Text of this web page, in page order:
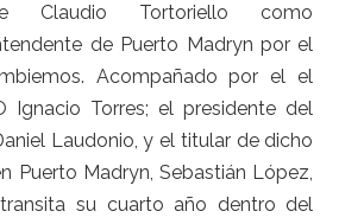
Claudio Tortoriello como
de Puerto Madryn por el
Acompañado por el el
Ignacio Torres; el presidente del
Laudonio, y el titular de dicho
Puerto Madryn, Sebastián López,
su cuarto año dentro del